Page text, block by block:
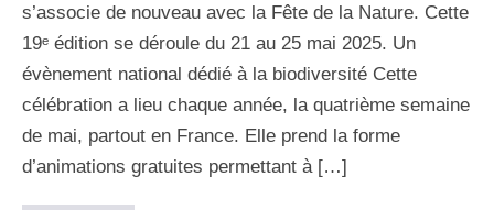
s’associe de nouveau avec la Fête de la Nature. Cette
19ᵉ édition se déroule du 21 au 25 mai 2025. Un
évènement national dédié à la biodiversité Cette
célébration a lieu chaque année, la quatrième semaine
de mai, partout en France. Elle prend la forme
d’animations gratuites permettant à […]